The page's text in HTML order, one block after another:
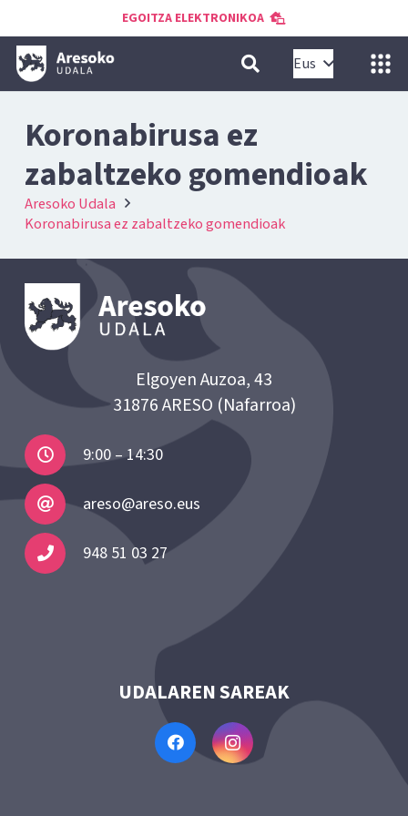
EGOITZA ELEKTRONIKOA
Eus
Koronabirusa ez
zabaltzeko gomendioak
Aresoko Udala
Koronabirusa ez zabaltzeko gomendioak
Elgoyen Auzoa, 43
31876 ARESO (Nafarroa)
9:00 – 14:30
areso@areso.eus
948 51 03 27
UDALAREN SAREAK